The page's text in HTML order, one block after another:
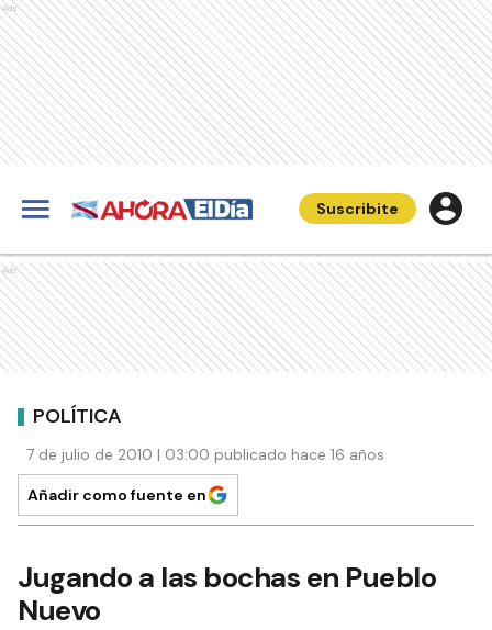
Ads
Suscribite
Ads
POLÍTICA
7 de julio de 2010 | 03:00 publicado hace 16 años
Añadir como fuente en
Jugando a las bochas en Pueblo
Nuevo